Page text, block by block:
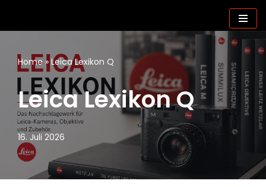
Zum
springen
Home » Leica Lexikon Q
Leica Lexikon Q
16. Juli 2026